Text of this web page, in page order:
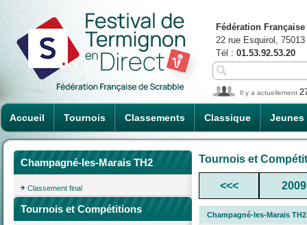
Accueil Tournois Classements Classique Jeunes
Fédération
22 rue Esquirol,
Tél : 01.53.92.53.20
Il y a actuellement
Champagné-les-Marais TH2
Classement final
Tournois et Compétitions
Tournois et
<<< 2009
Champagné-les-Marais TH2